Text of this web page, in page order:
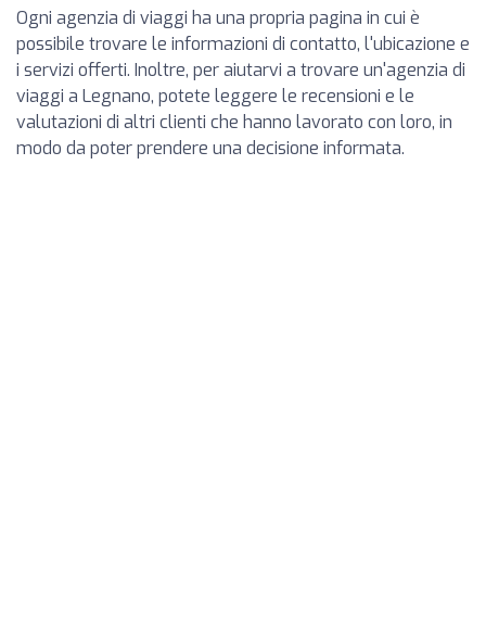
Ogni agenzia di viaggi ha una propria pagina in cui è
possibile trovare le informazioni di contatto, l'ubicazione e
i servizi offerti. Inoltre, per aiutarvi a trovare un'agenzia di
viaggi a Legnano, potete leggere le recensioni e le
valutazioni di altri clienti che hanno lavorato con loro, in
modo da poter prendere una decisione informata.